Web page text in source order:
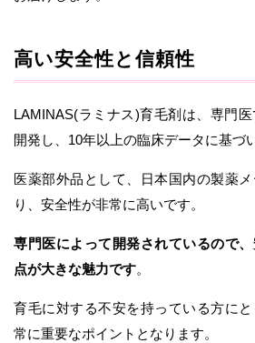
高い安全性と信頼性
LAMINAS(ラミナス)育毛剤は、専門
開発し、10年以上の臨床データに基づ
医薬部外品として、日本国内の製薬
り、安全性が非常に高いです。
専門医によって開発されているので
点が大きな魅力です。
育毛に対する不安を持っている方に
常に重要なポイントとなります。